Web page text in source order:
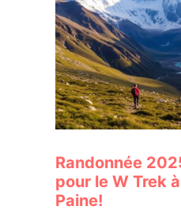
Randonnée
pour le W Trek
Paine!